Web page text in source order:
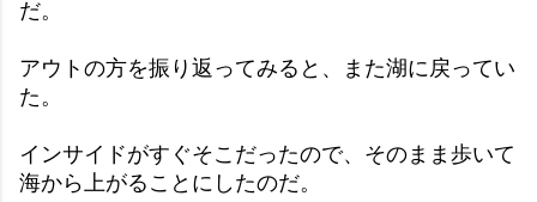
だ。
アウトの方を振り返ってみると、また湖に戻ってい
た。
インサイドがすぐそこだったので、そのまま歩いて
海から上がることにしたのだ。